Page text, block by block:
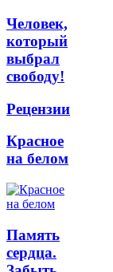
Человек,
который
выбрал
свободу!
Рецензии
Красное
на белом
Память
сердца.